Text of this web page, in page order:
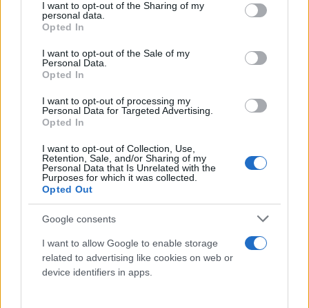
not limited to your visit or usage behaviour. You may click to
grant or deny consent to Google and its third-party tags to
use your data for below specified purposes in below Google
consent section.
I want to opt-out of the Sharing of my
personal data.
Opted In
I want to opt-out of the Sale of my
Personal Data.
Opted In
I want to opt-out of processing my
Personal Data for Targeted Advertising.
Opted In
I want to opt-out of Collection, Use,
Retention, Sale, and/or Sharing of my
Personal Data that Is Unrelated with the
Purposes for which it was collected.
Opted Out
Google consents
I want to allow Google to enable storage
related to advertising like cookies on web or
device identifiers in apps.
χωρών θα κυριαρχήσει ο ενεργειακός Διάδρομος
Βορρά-Νότου η διασυνδεσιμότητα στους τομείς
της ενέργειας, των μεταφορών, των
τηλεπικοινωνιών, αλλά και θέματα ευρωπαϊκής
Ένωσης, συζήτηση που ξεκίνησε ήδη στο άτυπο
Ευρωπαϊκό Συμβούλιο στη Γρανάδα και η οποία
αναμένεται να κορυφωθεί στο Ευρωπαϊκό
Συμβούλιο του Δεκεμβρίου.
Σε λίγη ώρα ο Έλληνας Πρωθυπουργός μαζί με τους
Πρωθυπουργούς της Βουλγαρίας και της Ρουμανίας